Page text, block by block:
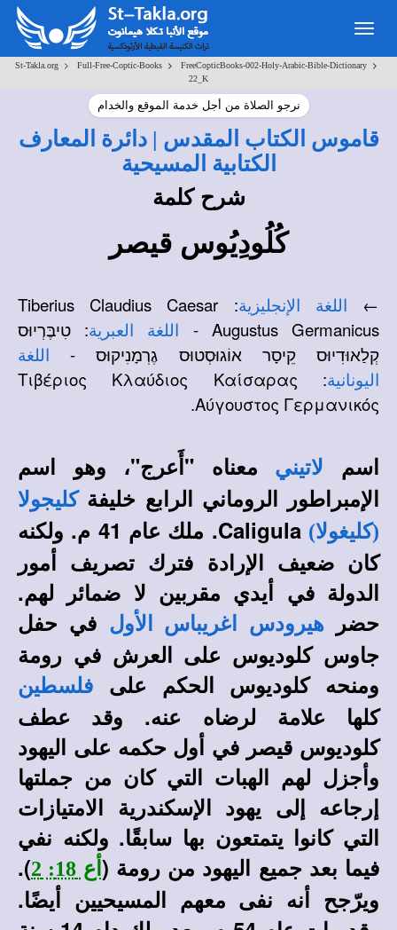
Toggle
navigation
St-Takla.org> Full-Free-Coptic-Books> FreeCopticBooks-002-Holy-Arabic-Bible-Dictionary>
22_K
نرجو الصلاة من أجل خدمة الموقع والخدام
قاموس الكتاب المقدس | دائرة المعارف
الكتابية المسيحية
شرح كلمة
كُلُودِيُوس قيصر
← اللغة الإنجليزية
: Tiberius Claudius Caesar
Augustus Germanicus -
اللغة العبرية: טִיבֶּרְיוּס
קְלַאוּדִיוּס קֵיסָר אוֹגוּסְטוּס גֶרְמָנִיקוּס -
اللغة
اليونانية
: Τιβέριος Κλαύδιος Καίσαρας
Αύγουστος Γερμανικός.
اسم لاتيني
معناه "أَعرج"، وهو اسم
الإمبراطور الروماني الرابع خليفةكليجولا
(كليغولا)
Caligula. ملك عام 41 م. ولكنه
كان ضعيف الإرادة فترك تصريف أمور
الدولة في أيدي مقربين لا ضمائر لهم.
حضرهيرودس اغريباس الأول في حفل
جاوس كلوديوس على العرش في رومة
ومنحه كلوديوس الحكم على
فلسطين
كلها علامة لرضاه عنه. وقد عطف
كلوديوس قيصر في أول حكمه على اليهود
وأجزل لهم الهبات التي كان من جملتها
إرجاعه إلى يهود الإسكندرية الامتيازات
التي كانوا يتمتعون بها سابقًا. ولكنه نفي
فيما بعد جميع اليهود من رومة ( أع 18: 2
).
ويرّجح أنه نفى معهم المسيحيين أيضًا.